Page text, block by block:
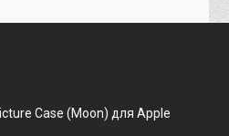
Case (Moon) для Apple